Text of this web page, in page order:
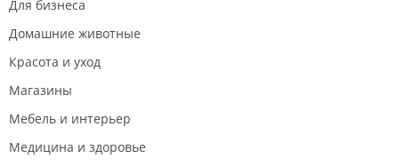
Для бизнеса
Домашние животные
Красота и уход
Магазины
Мебель и интерьер
Медицина и здоровье